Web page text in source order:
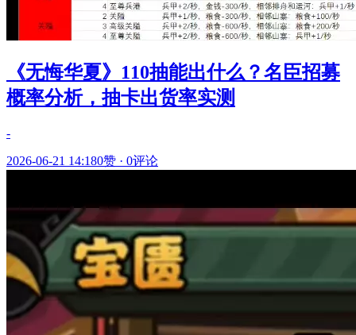
《无悔华夏》110抽能出什么？名臣招募
概率分析，抽卡出货率实测
-
2026-06-21 14:180赞 · 0评论